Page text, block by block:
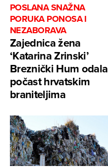
POSLANA SNAŽNA
PORUKA PONOSA I
NEZABORAVA
Zajednica žena
‘Katarina Zrinski’
Breznički Hum odala
počast hrvatskim
braniteljima